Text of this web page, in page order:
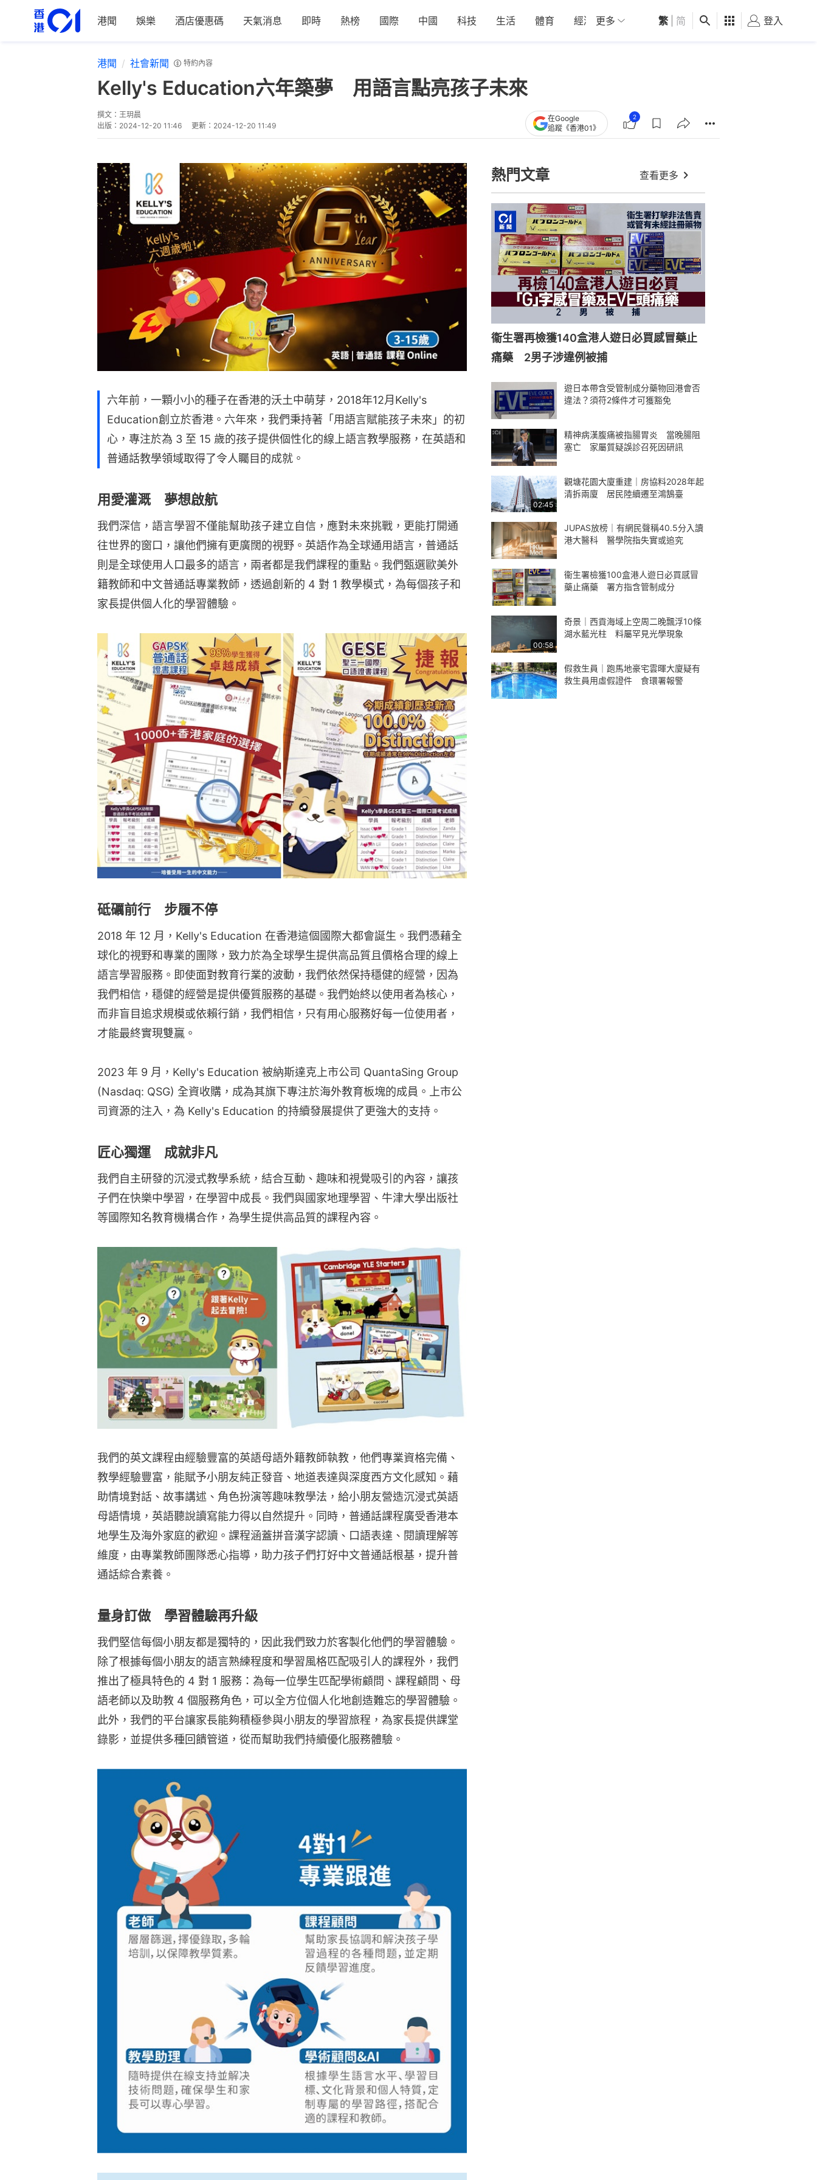
港聞 娛樂 酒店優惠碼 天氣消息 即時 熱榜 國際 中國 科技 生活 體育 經濟 01深圳 觀點 健康 好食玩飛
更多 繁 简 登入
港聞 社會新聞 特約內容
Kelly's Education六年築夢 用語言點亮孩子未來
撰文： 王玥晨
出版： 2024-12-20 11:46 更新： 2024-12-20 11:49
在Google
追蹤《香港01》
2
六年前，一顆小小的種子在香港的沃土中萌芽，2018年12月Kelly's
Education創立於香港。六年來，我們秉持著「用語言賦能孩子未來」的初
心，專注於為 3 至 15 歲的孩子提供個性化的線上語言教學服務，在英語和
普通話教學領域取得了令人矚目的成就。
用愛灌溉 夢想啟航
我們深信，語言學習不僅能幫助孩子建立自信，應對未來挑戰，更能打開通
往世界的窗口，讓他們擁有更廣闊的視野。英語作為全球通用語言，普通話
則是全球使用人口最多的語言，兩者都是我們課程的重點。我們甄選歐美外
籍教師和中文普通話專業教師，透過創新的 4 對 1 教學模式，為每個孩子和
家長提供個人化的學習體驗。
砥礪前行 步履不停
2018 年 12 月，Kelly's Education 在香港這個國際大都會誕生。我們憑藉全
球化的視野和專業的團隊，致力於為全球學生提供高品質且價格合理的線上
語言學習服務。即使面對教育行業的波動，我們依然保持穩健的經營，因為
我們相信，穩健的經營是提供優質服務的基礎。我們始終以使用者為核心，
而非盲目追求規模或依賴行銷，我們相信，只有用心服務好每一位使用者，
才能最終實現雙贏。
2023 年 9 月，Kelly's Education 被納斯達克上市公司 QuantaSing Group
(Nasdaq: QSG) 全資收購，成為其旗下專注於海外教育板塊的成員。上市公
司資源的注入，為 Kelly's Education 的持續發展提供了更強大的支持。
匠心獨運 成就非凡
我們自主研發的沉浸式教學系統，結合互動、趣味和視覺吸引的內容，讓孩
子們在快樂中學習，在學習中成長。我們與國家地理學習、牛津大學出版社
等國際知名教育機構合作，為學生提供高品質的課程內容。
我們的英文課程由經驗豐富的英語母語外籍教師執教，他們專業資格完備、
教學經驗豐富，能賦予小朋友純正發音、地道表達與深度西方文化感知。藉
助情境對話、故事講述、角色扮演等趣味教學法，給小朋友營造沉浸式英語
母語情境，英語聽說讀寫能力得以自然提升。同時，普通話課程廣受香港本
地學生及海外家庭的歡迎。課程涵蓋拼音漢字認讀、口語表達、閱讀理解等
維度，由專業教師團隊悉心指導，助力孩子們打好中文普通話根基，提升普
通話綜合素養。
量身訂做 學習體驗再升級
我們堅信每個小朋友都是獨特的，因此我們致力於客製化他們的學習體驗。
除了根據每個小朋友的語言熟練程度和學習風格匹配吸引人的課程外，我們
推出了極具特色的 4 對 1 服務：為每一位學生匹配學術顧問、課程顧問、母
語老師以及助教 4 個服務角色，可以全方位個人化地創造難忘的學習體驗。
此外，我們的平台讓家長能夠積極參與小朋友的學習旅程，為家長提供課堂
錄影，並提供多種回饋管道，從而幫助我們持續優化服務體驗。
熱門文章 查看更多
衞生署再檢獲140盒港人遊日必買感冒藥止
痛藥 2男子涉違例被捕
遊日本帶含受管制成分藥物回港會否
違法？須符2條件才可獲豁免
精神病漢腹痛被指腸胃炎 當晚腸阻
塞亡 家屬質疑誤診召死因研訊
02:45
觀塘花園大廈重建｜房協料2028年起
清拆兩廈 居民陸續遷至鴻鵠臺
JUPAS放榜｜有網民聲稱40.5分入讀
港大醫科 醫學院指失實或追究
衞生署檢獲100盒港人遊日必買感冒
藥止痛藥 署方指含管制成分
00:58
奇景｜西貢海域上空周二晚飄浮10條
湖水藍光柱 料屬罕見光學現象
假救生員｜跑馬地豪宅雲暉大廈疑有
救生員用虛假證件 食環署報警